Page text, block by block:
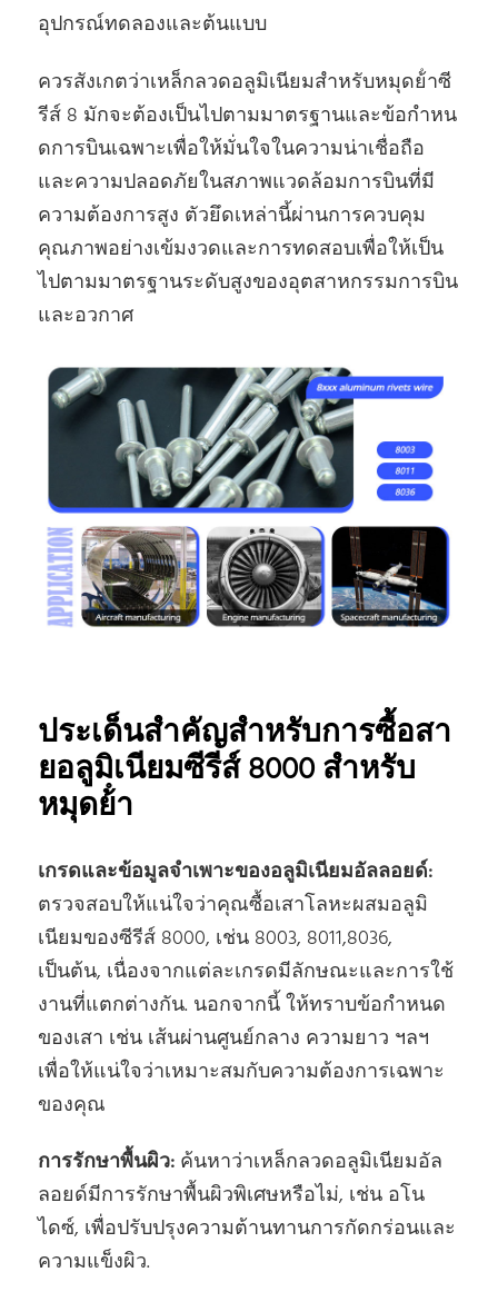
อุปกรณ์ทดลองและต้นแบบ
ควรสังเกตว่าเหล็กลวดอลูมิเนียมสําหรับหมุดย้ําซี
รีส์ 8 มักจะต้องเป็นไปตามมาตรฐานและข้อกําหน
ดการบินเฉพาะเพื่อให้มั่นใจในความน่าเชื่อถือ
และความปลอดภัยในสภาพแวดล้อมการบินที่มี
ความต้องการสูง ตัวยึดเหล่านี้ผ่านการควบคุม
คุณภาพอย่างเข้มงวดและการทดสอบเพื่อให้เป็น
ไปตามมาตรฐานระดับสูงของอุตสาหกรรมการบิน
และอวกาศ
ประเด็นสําคัญสําหรับการซื้อสา
ยอลูมิเนียมซีรีส์ 8000 สําหรับ
หมุดย้ํา
เกรดและข้อมูลจําเพาะของอลูมิเนียมอัลลอยด์:
ตรวจสอบให้แน่ใจว่าคุณซื้อเสาโลหะผสมอลูมิ
เนียมของซีรีส์ 8000, เช่น 8003, 8011,8036,
เป็นต้น, เนื่องจากแต่ละเกรดมีลักษณะและการใช้
งานที่แตกต่างกัน. นอกจากนี้ ให้ทราบข้อกําหนด
ของเสา เช่น เส้นผ่านศูนย์กลาง ความยาว ฯลฯ
เพื่อให้แน่ใจว่าเหมาะสมกับความต้องการเฉพาะ
ของคุณ
การรักษาพื้นผิว: ค้นหาว่าเหล็กลวดอลูมิเนียมอัล
ลอยด์มีการรักษาพื้นผิวพิเศษหรือไม่, เช่น อโน
ไดซ์, เพื่อปรับปรุงความต้านทานการกัดกร่อนและ
ความแข็งผิว.